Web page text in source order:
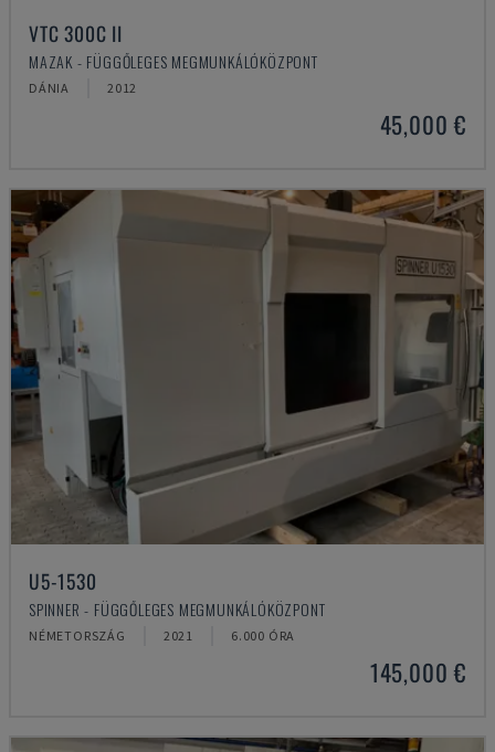
VTC 300C II
MAZAK - FÜGGŐLEGES MEGMUNKÁLÓKÖZPONT
DÁNIA 2012
45,000 €
U5-1530
SPINNER - FÜGGŐLEGES MEGMUNKÁLÓKÖZPONT
NÉMETORSZÁG 2021 6.000 ÓRA
145,000 €